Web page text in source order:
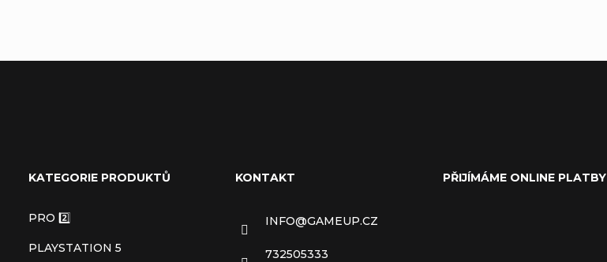
KATEGORIE PRODUKTŮ
PRO 2️⃣
PLAYSTATION 5
KONTAKT
INFO@GAMEUP.CZ
732505333
PŘIJÍMÁME ONLINE PLATBY